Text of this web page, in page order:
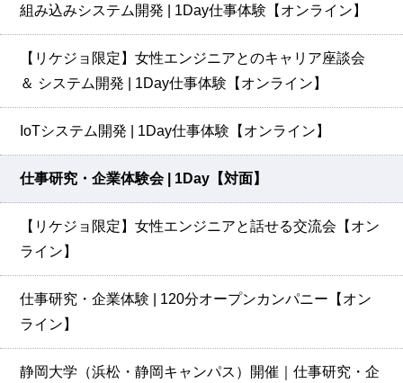
組み込みシステム開発 | 1Day仕事体験【オンライン】
【リケジョ限定】女性エンジニアとのキャリア座談会
＆ システム開発 | 1Day仕事体験【オンライン】
IoTシステム開発 | 1Day仕事体験【オンライン】
仕事研究・企業体験会 | 1Day【対面】
【リケジョ限定】女性エンジニアと話せる交流会【オン
ライン】
仕事研究・企業体験 | 120分オープンカンパニー【オン
ライン】
静岡大学（浜松・静岡キャンパス）開催｜仕事研究・企